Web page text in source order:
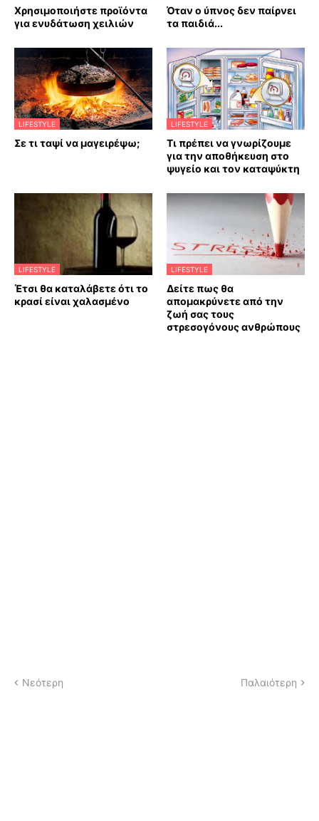
Χρησιμοποιήστε προϊόντα
για ενυδάτωση χειλιών
Όταν ο ύπνος δεν παίρνει
τα παιδιά...
LIFESTYLE
Σε τι ταψί να μαγειρέψω;
LIFESTYLE
Τι πρέπει να γνωρίζουμε
για την αποθήκευση στο
ψυγείο και τον καταψύκτη
LIFESTYLE
Έτσι θα καταλάβετε ότι το
κρασί είναι χαλασμένο
LIFESTYLE
Δείτε πως θα
απομακρύνετε από την
ζωή σας τους
στρεσογόνους ανθρώπους
Νεότερη Παλαιότερη